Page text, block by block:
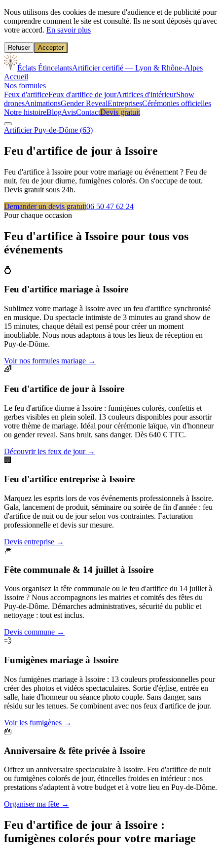
Nous utilisons des cookies de mesure d'audience et de publicité pour
comprendre comment le site est consulté. Ils ne sont déposés qu'avec
votre accord. En savoir plus
Refuser Accepter
Éclats ÉtincelantsArtificier certifié — Lyon & Rhône-Alpes
Accueil
Nos formules
Feux d'artificeFeux d'artifice de jourArtifices d'intérieurShow
dronesAnimationsGender RevealEntreprisesCérémonies officielles
Notre histoireBlogAvisContactDevis gratuit
ArtificierPuy-de-Dôme (63)
Feu d'artifice de jour à Issoire
Feu d'artifice à Issoire pour votre mariage ou événement ? Feu de
nuit, feu de jour diurne, fumigènes colorés. On s'occupe de tout.
Devis gratuit sous 24h.
Demander un devis gratuit06 50 47 62 24
Pour chaque occasion
Feu d'artifice à Issoire pour tous vos
événements
💍
Feu d'artifice mariage à Issoire
Sublimez votre mariage à Issoire avec un feu d'artifice synchronisé
en musique. Du spectacle intimiste de 3 minutes au grand show de
15 minutes, chaque détail est pensé pour créer un moment
inoubliable. Nous nous adaptons à tous les lieux de réception en
Puy-de-Dôme.
Voir nos formules mariage →
🌈
Feu d'artifice de jour à Issoire
Le feu d'artifice diurne à Issoire : fumigènes colorés, confettis et
gerbes visibles en plein soleil. 13 couleurs disponibles pour assortir
votre thème de mariage. Idéal pour cérémonie laïque, vin d'honneur
ou gender reveal. Sans bruit, sans danger. Dès 640 € TTC.
Découvrir les feux de jour→
🏢
Feu d'artifice entreprise à Issoire
Marquez les esprits lors de vos événements professionnels à Issoire.
Gala, lancement de produit, séminaire ou soirée de fin d'année : feu
d'artifice de nuit ou de jour selon vos contraintes. Facturation
professionnelle et devis sur mesure.
Devis entreprise →
🎆
Fête communale & 14 juillet à Issoire
Vous organisez la fête communale ou le feu d'artifice du 14 juillet à
Issoire ? Nous accompagnons les mairies et comités des fêtes du
Puy-de-Dôme. Démarches administratives, sécurité du public et
nettoyage : tout est inclus.
Devis commune →
💨
Fumigènes mariage à Issoire
Nos fumigènes mariage à Issoire : 13 couleurs professionnelles pour
créer des photos et vidéos spectaculaires. Sortie d'église, entrée en
salle, haie d'honneur ou séance photo couple. Sans danger, sans
résidu sur les tenues. Se combinent avec nos feux d'artifice de jour.
Voir les fumigènes →
🎂
Anniversaire & fête privée à Issoire
Offrez un anniversaire spectaculaire à Issoire. Feu d'artifice de nuit
ou fumigènes colorés de jour, étincelles froides en intérieur : nos
prestations s'adaptent à votre budget et à votre lieu en Puy-de-Dôme.
Organiser ma fête →
Feu d'artifice de jour à Issoire :
fumigènes colorés pour votre mariage